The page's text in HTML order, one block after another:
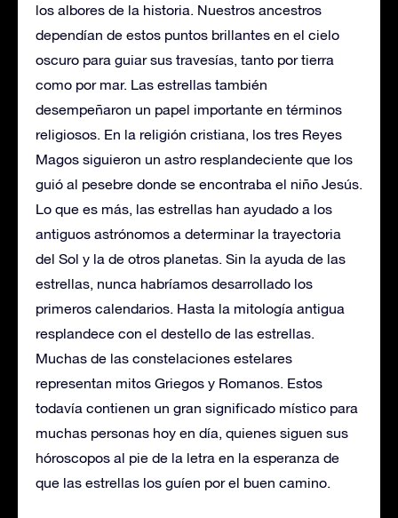
los albores de la historia. Nuestros ancestros
dependían de estos puntos brillantes en el cielo
oscuro para guiar sus travesías, tanto por tierra
como por mar. Las estrellas también
desempeñaron un papel importante en términos
religiosos. En la religión cristiana, los tres Reyes
Magos siguieron un astro resplandeciente que los
guió al pesebre donde se encontraba el niño Jesús.
Lo que es más, las estrellas han ayudado a los
antiguos astrónomos a determinar la trayectoria
del Sol y la de otros planetas. Sin la ayuda de las
estrellas, nunca habríamos desarrollado los
primeros calendarios. Hasta la mitología antigua
resplandece con el destello de las estrellas.
Muchas de las constelaciones estelares
representan mitos Griegos y Romanos. Estos
todavía contienen un gran significado místico para
muchas personas hoy en día, quienes siguen sus
hóroscopos al pie de la letra en la esperanza de
que las estrellas los guíen por el buen camino.